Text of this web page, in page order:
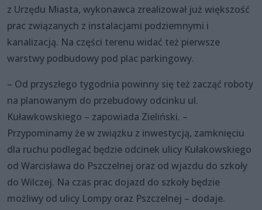
z Urzędu Miasta, wykonawca zrealizował już większość
prac związanych z instalacjami podziemnymi i
kanalizacją. Na części terenu widać też pierwsze
warstwy podbudowy pod plac parkingowy.
– Od przyszłego tygodnia powinny się też zacząć roboty
na planowanym do przebudowy odcinku ul.
Kuławkowskiego – zapowiada Zieliński. –
Przypominamy że w związku z inwestycją, zamknięciu
dla ruchu podlegać będzie odcinek ulicy Kułakowskiego
od Warcisława do Pszczelnej oraz od wjazdu do szkoły
do Wilczej. Na czas prac dojazd do szkoły będzie
możliwy od ulicy Lompy oraz Pszczelnej – dodaje.